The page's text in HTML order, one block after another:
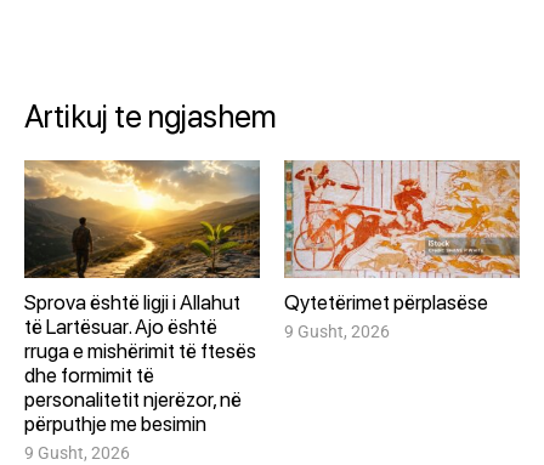
Artikuj te ngjashem
Sprova është ligji i Allahut
të Lartësuar. Ajo është
rruga e mishërimit të ftesës
dhe formimit të
personalitetit njerëzor, në
përputhje me besimin
9 Gusht, 2026
Qytetërimet përplasëse
9 Gusht, 2026